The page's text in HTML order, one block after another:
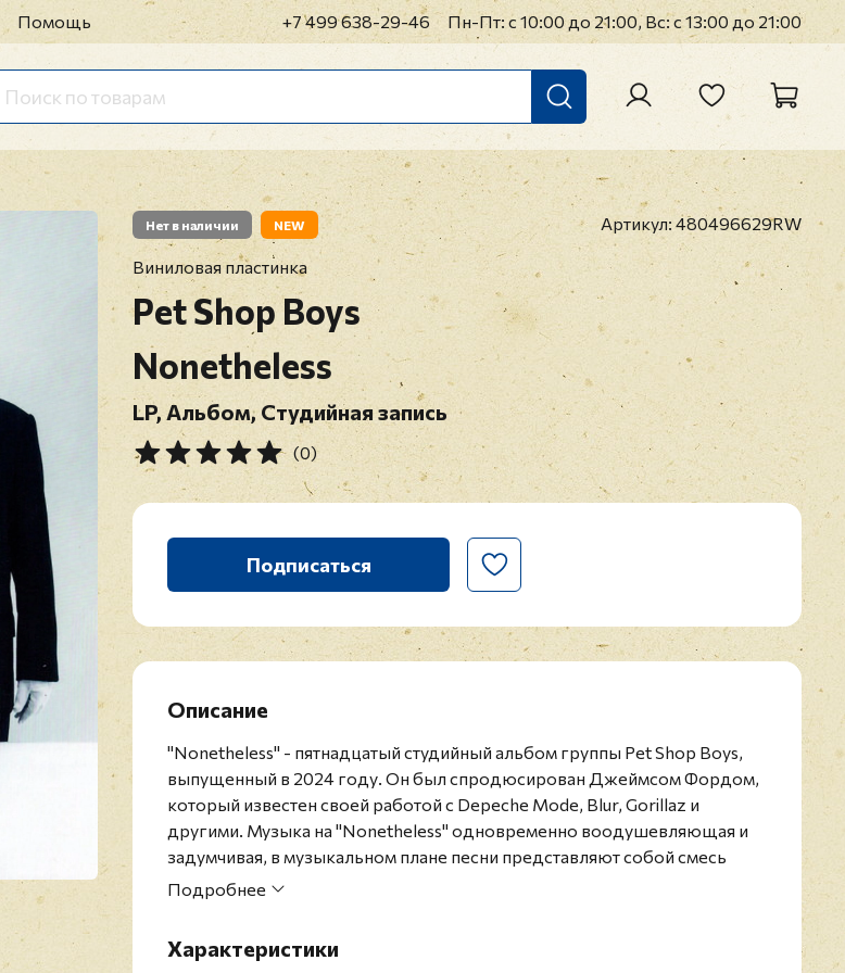
Помощь +7 499 638-29-46 Пн-Пт: с 10:00 до 21:00, Вс: с 13:00 до 21:00
Нет в наличии NEW Артикул: 480496629RW
Виниловая пластинка
Pet Shop Boys
Nonetheless
LP, Альбом, Студийная запись
(0)
Подписаться
Описание
"Nonetheless" - пятнадцатый студийный альбом группы Pet Shop Boys,
выпущенный в 2024 году. Он был спродюсирован Джеймсом Фордом,
который известен своей работой с Depeche Mode, Blur, Gorillaz и
другими. Музыка на "Nonetheless" одновременно воодушевляющая и
задумчивая, в музыкальном плане песни представляют собой смесь
электроники, живых инструментов и оркестровых аранжировок. После
Издание представлено на черном виниле.
Подробнее
Характеристики